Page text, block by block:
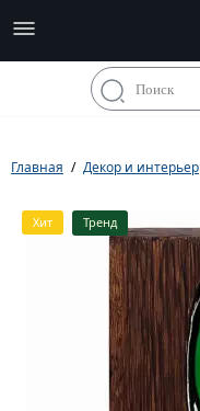
Главная Декор и интерьер
Хит Тренд